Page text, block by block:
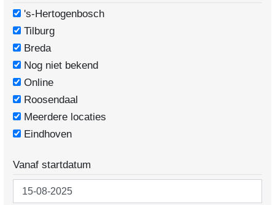
's-Hertogenbosch
Tilburg
Breda
Nog niet bekend
Online
Roosendaal
Meerdere locaties
Eindhoven
Vanaf startdatum